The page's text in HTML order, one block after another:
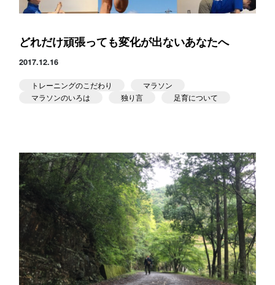
どれだけ頑張っても変化が出ないあなたへ
2017.12.16
トレーニングのこだわり
マラソン
マラソンのいろは
独り言 足育について